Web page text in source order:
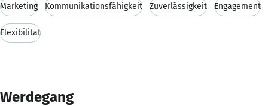
Marketing Kommunikationsfähigkeit Zuverlässigkeit Engagement
Flexibilität
Werdegang